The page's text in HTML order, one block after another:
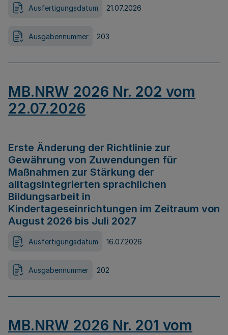
Ausfertigungsdatum 21.07.2026
Ausgabennummer 203
MB.NRW 2026 Nr. 202 vom
22.07.2026
Erste Änderung der Richtlinie zur
Gewährung von Zuwendungen für
Maßnahmen zur Stärkung der
alltagsintegrierten sprachlichen
Bildungsarbeit in
Kindertageseinrichtungen im Zeitraum von
August 2026 bis Juli 2027
Ausfertigungsdatum 16.07.2026
Ausgabennummer 202
MB.NRW 2026 Nr. 201 vom